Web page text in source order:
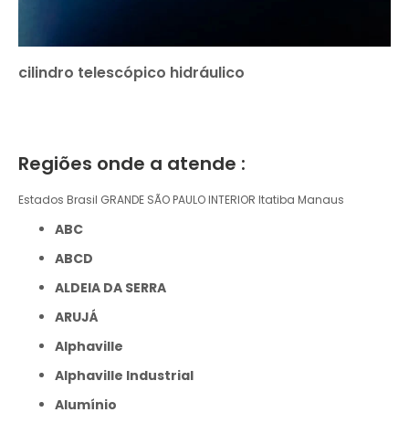
cilindro telescópico hidráulico
Regiões onde a atende :
Estados Brasil GRANDE SÃO PAULO INTERIOR Itatiba Manaus
ABC
ABCD
ALDEIA DA SERRA
ARUJÁ
Alphaville
Alphaville Industrial
Alumínio